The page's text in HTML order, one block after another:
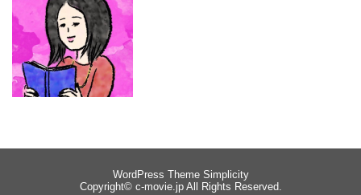
WordPress Theme Simplicity
Copyright© c-movie.jpAll Rights Reserved.